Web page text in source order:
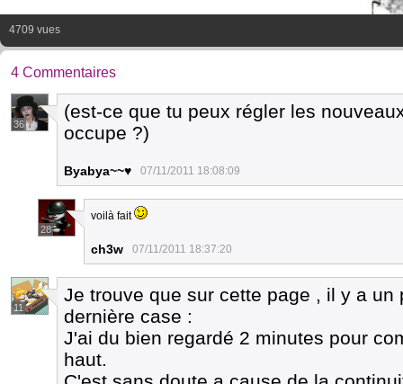
4709 vues
4 Commentaires
36
(est-ce que tu peux régler les
occupe ?)
Byabya~~♥ 07/11/2011 18:08:09
28
voilà fait
ch3w 07/11/2011 18:37:20
11
Je trouve que sur cette page , il y a
dernière case :
J'ai du bien regardé 2 minutes pour
haut.